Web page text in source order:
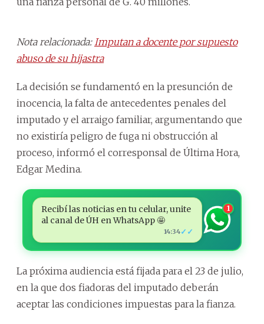
Nota relacionada: Imputan a docente por supuesto
abuso de su hijastra
La decisión se fundamentó en la presunción de
inocencia, la falta de antecedentes penales del
imputado y el arraigo familiar, argumentando que
no existiría peligro de fuga ni obstrucción al
proceso, informó el corresponsal de Última Hora,
Edgar Medina.
Recibí las noticias en tu celular, unite
al canal de ÚH en WhatsApp 🤩
14:34✓✓
1
La próxima audiencia está fijada para el 23 de julio,
en la que dos fiadoras del imputado deberán
aceptar las condiciones impuestas para la fianza.